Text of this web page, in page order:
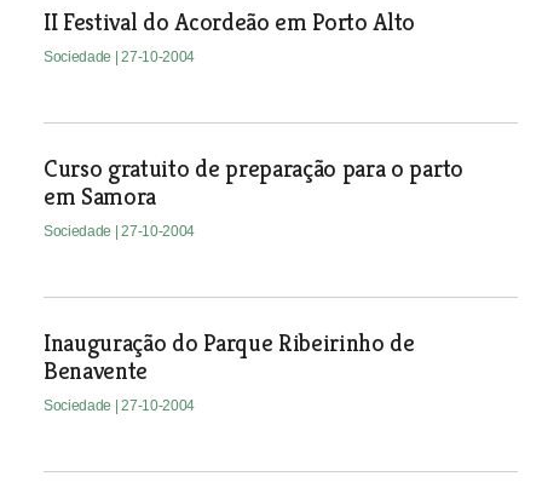
II Festival do Acordeão em Porto Alto
Sociedade | 27-10-2004
Curso gratuito de preparação para o parto
em Samora
Sociedade | 27-10-2004
Inauguração do Parque Ribeirinho de
Benavente
Sociedade | 27-10-2004